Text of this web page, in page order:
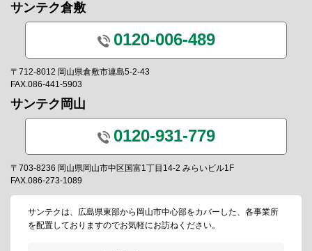
サンテク倉敷
0120-006-489
〒712-8012 岡山県倉敷市連島5-2-43
FAX.086-441-5903
サンテク岡山
0120-931-779
〒703-8236 岡山県岡山市中区国富1丁目14-2 みらいビル1F
FAX.086-273-1089
サンテクは、広島県東部から岡山市中心部をカバーした、各事業所
を配置しておりますのでお気軽にお訪ねください。